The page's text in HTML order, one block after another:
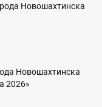
Новошахтинска
Новошахтинска
2026»